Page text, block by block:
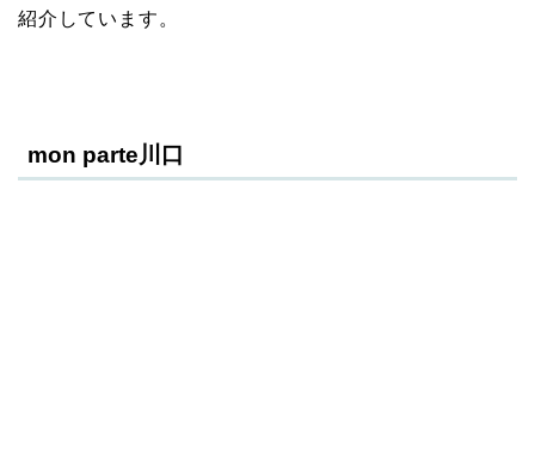
紹介しています。
mon parte川口